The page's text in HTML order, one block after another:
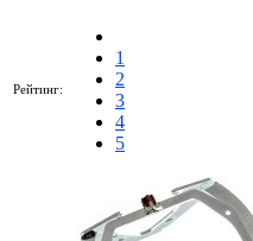
Рейтинг:
1
2
3
4
5